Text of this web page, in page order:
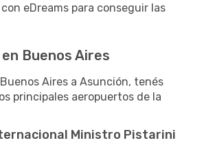
eDreams para conseguir las
Buenos Aires
Aires a Asunción, tenés
principales aeropuertos de la
Ministro Pistarini